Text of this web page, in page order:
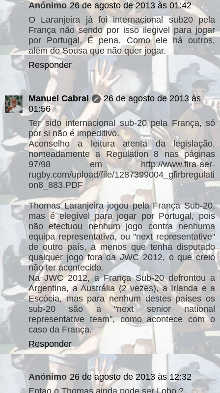
Anónimo 26 de agosto de 2013 às 01:42
O Laranjeira já foi internacional sub20 pela
França não sendo por isso ilegivel para jogar
por Portugal. É pena. Como ele há outros,
além do Sousa que não quer jogar.
Responder
Manuel Cabral
26 de agosto de 2013 às
01:56
Ter sido internacional sub-20 pela França, só
por si não é impeditivo.
Aconselho a leitura atenta da legislação,
nomeadamente a Regulation 8 nas páginas
97/98 em http://www.fira-aer-
rugby.com/upload/file/1287399004_gfirbregulati
on8_883.PDF
Thomas Laranjeira jogou pela França Sub-20,
mas é elegível para jogar por Portugal, pois
não efectuou nenhum jogo contra nenhuma
equipa representativa, ou "next representative"
de outro país, a menos que tenha disputado
qualquer jogo fora da JWC 2012, o que creio
não ter acontecido.
Na JWC 2012, a França Sub-20 defrontou a
Argentina, a Austrália (2 vezes), a Irlanda e a
Escócia, mas para nenhum destes países os
sub-20 são a "next senior national
representative team", como acontece com o
caso da França.
Responder
Anónimo 26 de agosto de 2013 às 12:32